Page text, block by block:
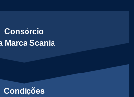
Consórcio
Marca Scania
Condições